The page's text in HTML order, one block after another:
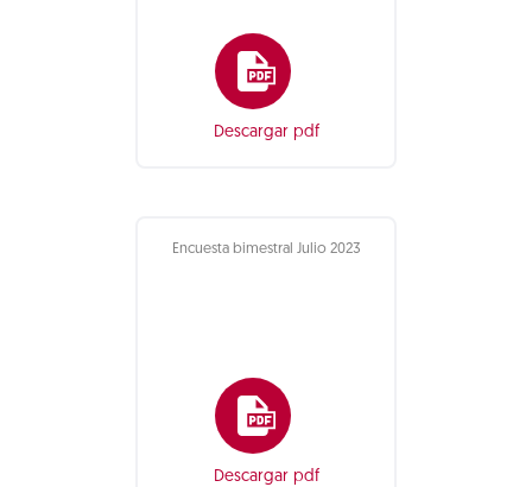
Descargar pdf
Encuesta bimestral Julio 2023
Descargar pdf